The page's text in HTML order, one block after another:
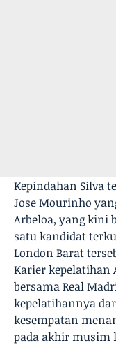
Kepindahan Silva
Jose Mourinho
Arbeloa, yang kini
satu kandidat
London Barat
Karier kepelatihan
bersama Real
kepelatihannya
kesempatan
pada akhir musim